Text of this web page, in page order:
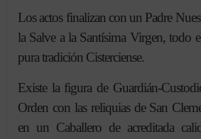
Los actos finalizan con un Padre
la Salve a la Santísima Virgen, todo
pura tradición Cisterciense.
Existe la figura de Guardián-
Orden con las reliquias de San
en un Caballero de acreditada